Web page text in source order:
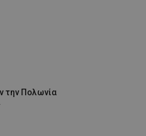
την Πολωνία